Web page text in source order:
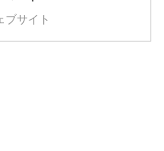
ブサイト